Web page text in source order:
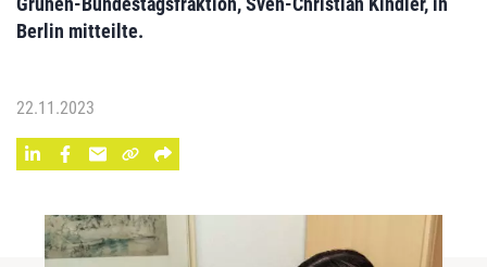
Berlin mitteilte.
22.11.2023